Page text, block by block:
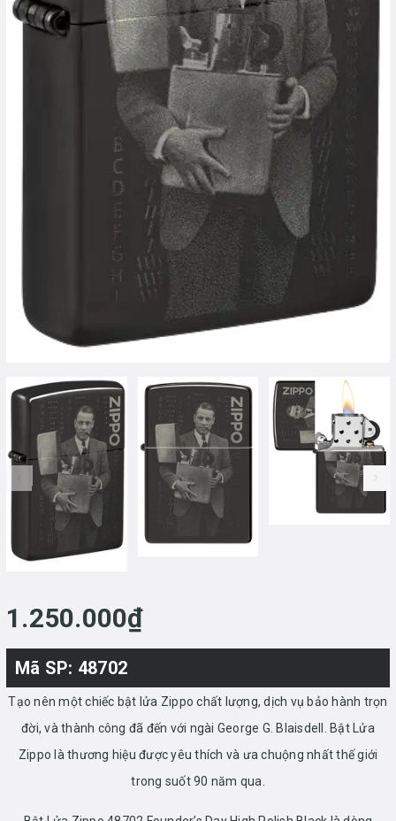
1.250.000₫
Mã SP: 48702
Tạo nên một chiếc bật lửa Zippo chất lượng, dịch vụ bảo hành trọn
đời, và thành công đã đến với ngài George G. Blaisdell. Bật Lửa
Zippo là thương hiệu được yêu thích và ưa chuộng nhất thế giới
trong suốt 90 năm qua.